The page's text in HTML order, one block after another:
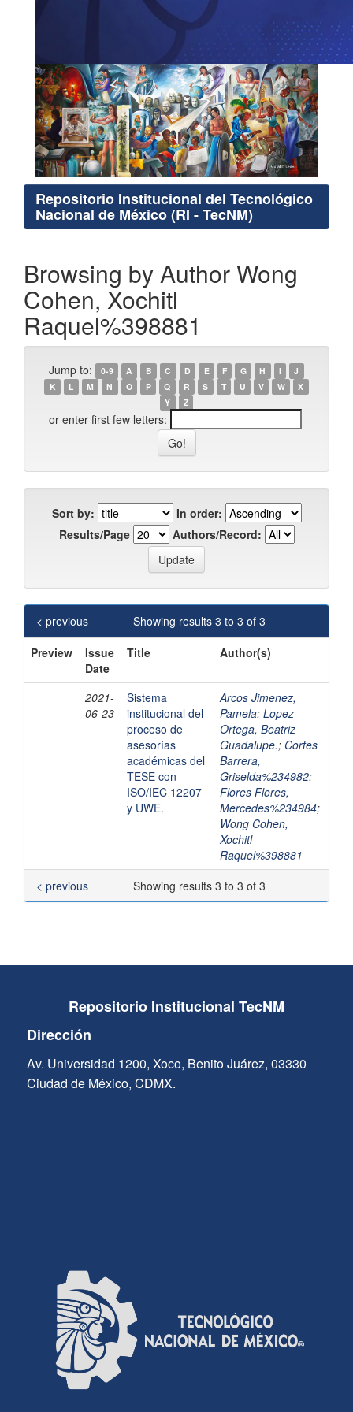
Repositorio Institucional del Tecnológico
Nacional de México (RI - TecNM)
Browsing by Author Wong
Cohen, Xochitl
Raquel%398881
Jump to: 0-9 A B C D E F G H I
J
K
L M N O P Q R S T U V W
X
Y
Z
or enter first few letters:
Sort by:
In order:
Results/Page
Authors/Record:
Showing results 3 to 3 of 3
< previous
Preview
Issue
Date
Title Author(s)
2021-
06-23
Sistema
institucional del
proceso de
asesorías
académicas del
TESE con
ISO/IEC 12207
y UWE.
Arcos Jimenez,
Pamela; Lopez
Ortega, Beatriz
Guadalupe.; Cortes
Barrera,
Griselda%234982;
Flores Flores,
Mercedes%234984;
Wong Cohen,
Xochitl
Raquel%398881
Showing results 3 to 3 of 3
< previous
Repositorio Institucional TecNM
Dirección
Av. Universidad 1200, Xoco, Benito Juárez, 03330
Ciudad de México, CDMX.